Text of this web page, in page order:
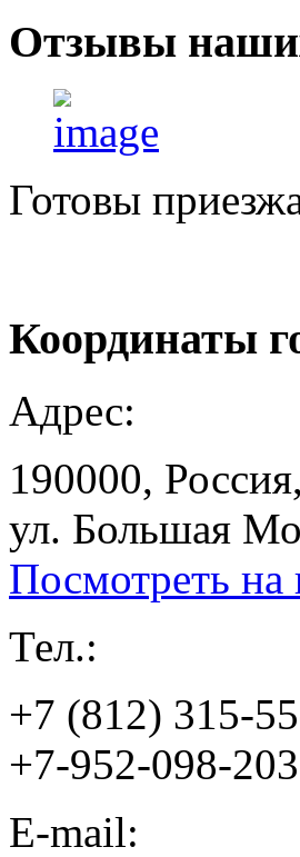
Отзывы
Готовы
Координаты
Адрес:
190000,
ул. Большая
Посмотреть на
Тел.:
+7 (812) 315-
+7-952-098-
E-mail: